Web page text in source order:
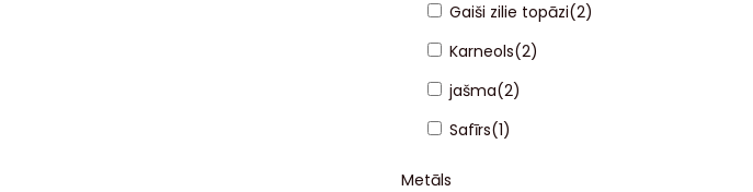
Gaiši zilie topāzi(2)
Karneols(2)
jašma(2)
Safīrs(1)
Metāls